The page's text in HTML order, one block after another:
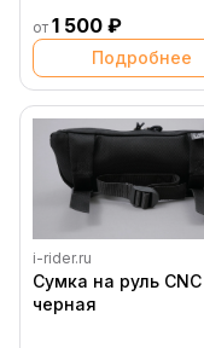
от 1 500 ₽
Подробнее
i-rider.ru
Сумка на руль CNC
черная